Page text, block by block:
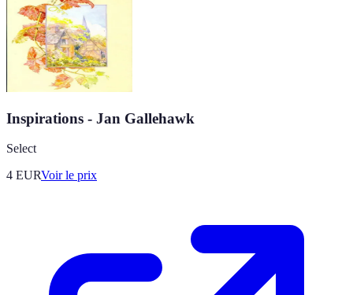
Inspirations - Jan Gallehawk
Select
4 EURVoir le prix